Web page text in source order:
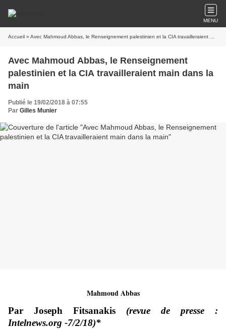
MENU
Accueil » Avec Mahmoud Abbas, le Renseignement palestinien et la CIA travailleraient main dans la main
Avec Mahmoud Abbas, le Renseignement
palestinien et la CIA travailleraient main dans la
main
Publié le 19/02/2018 à 07:55
Par Gilles Munier
Mahmoud Abbas
Par Joseph Fitsanakis (revue de presse :
Intelnews.org -7/2/18)*